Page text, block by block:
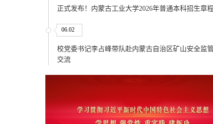
正式发布！内蒙古工业大学2026年普通本科招生章
06.02
校党委书记李占峰带队赴内蒙古自治区矿山安全监
交流